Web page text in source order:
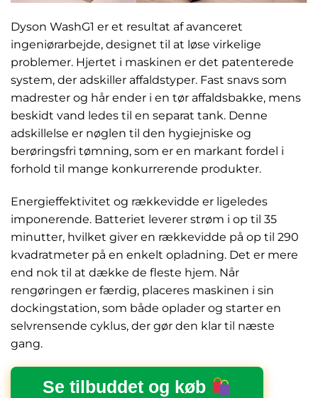
Dyson WashG1 er et resultat af avanceret
ingeniørarbejde, designet til at løse virkelige
problemer. Hjertet i maskinen er det patenterede
system, der adskiller affaldstyper. Fast snavs som
madrester og hår ender i en tør affaldsbakke, mens
beskidt vand ledes til en separat tank. Denne
adskillelse er nøglen til den hygiejniske og
berøringsfri tømning, som er en markant fordel i
forhold til mange konkurrerende produkter.
Energieffektivitet og rækkevidde er ligeledes
imponerende. Batteriet leverer strøm i op til 35
minutter, hvilket giver en rækkevidde på op til 290
kvadratmeter på en enkelt opladning. Det er mere
end nok til at dække de fleste hjem. Når
rengøringen er færdig, placeres maskinen i sin
dockingstation, som både oplader og starter en
selvrensende cyklus, der gør den klar til næste
gang.
Se tilbuddet og køb